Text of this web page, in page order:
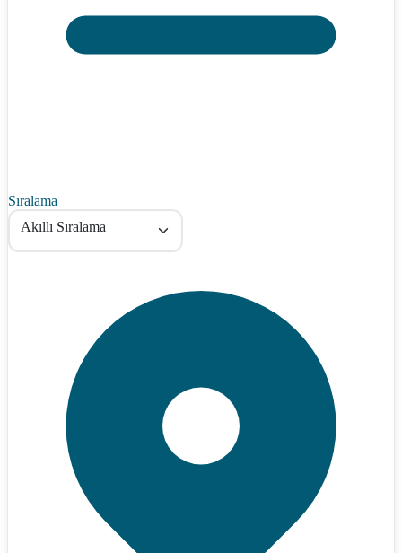
Sıralama
Akıllı Sıralama